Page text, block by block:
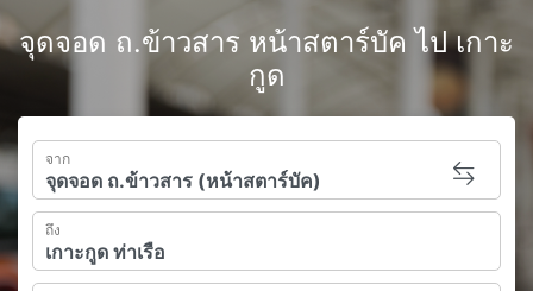
จุดจอด ถ.ข้าวสาร หน้าสตาร์บัค ไป เกาะ
กูด
จาก
ถึง